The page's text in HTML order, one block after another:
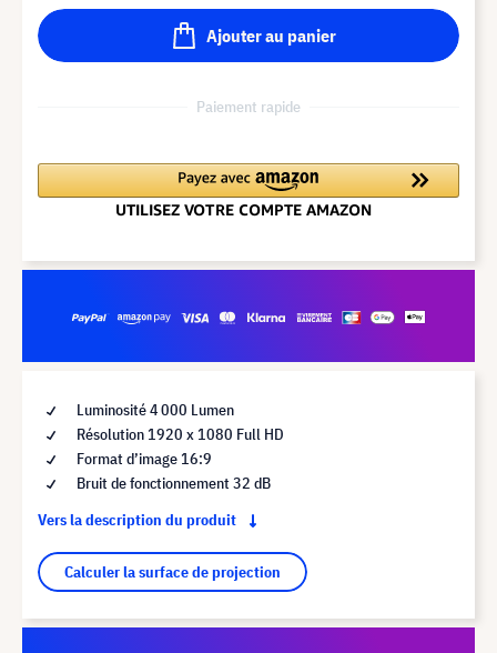
Ajouter au panier
Paiement rapide
Luminosité 4 000 Lumen
Résolution 1920 x 1080 Full HD
Format d’image 16:9
Bruit de fonctionnement 32 dB
Vers la description du produit
Calculer la surface de projection